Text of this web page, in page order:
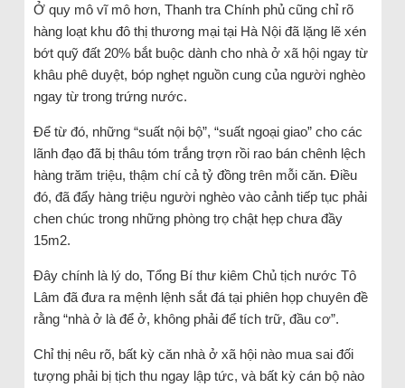
Ở quy mô vĩ mô hơn, Thanh tra Chính phủ cũng chỉ rõ
hàng loạt khu đô thị thương mại tại Hà Nội đã lặng lẽ xén
bớt quỹ đất 20% bắt buộc dành cho nhà ở xã hội ngay từ
khâu phê duyệt, bóp nghẹt nguồn cung của người nghèo
ngay từ trong trứng nước.
Để từ đó, những “suất nội bộ”, “suất ngoại giao” cho các
lãnh đạo đã bị thâu tóm trắng trợn rồi rao bán chênh lệch
hàng trăm triệu, thậm chí cả tỷ đồng trên mỗi căn. Điều
đó, đã đẩy hàng triệu người nghèo vào cảnh tiếp tục phải
chen chúc trong những phòng trọ chật hẹp chưa đầy
15m2.
Đây chính là lý do, Tổng Bí thư kiêm Chủ tịch nước Tô
Lâm đã đưa ra mệnh lệnh sắt đá tại phiên họp chuyên đề
rằng “nhà ở là để ở, không phải để tích trữ, đầu cơ”.
Chỉ thị nêu rõ, bất kỳ căn nhà ở xã hội nào mua sai đối
tượng phải bị tịch thu ngay lập tức, và bất kỳ cán bộ nào